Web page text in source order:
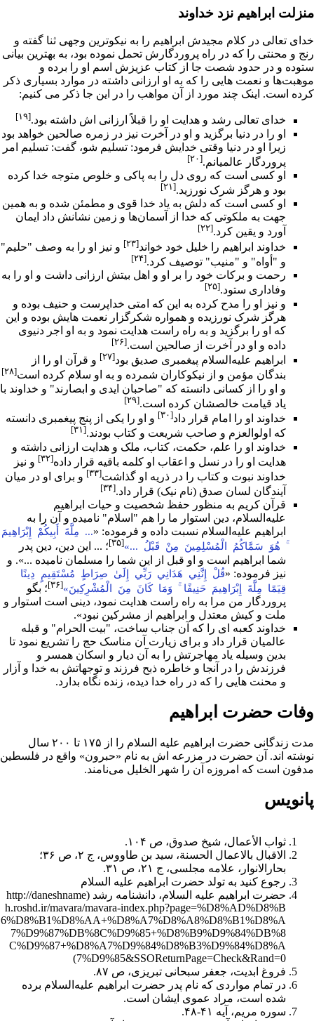
منزلت ابراهیم نزد خداوند
خداى تعالى در کلام مجیدش ابراهیم را به نیکوترین وجهى ثنا گفته و
رنج و محنتى را که در راه پروردگارش تحمل نموده بود، به بهترین بیانى
ستوده و در حدود شصت جا از کتاب عزیزش اسم او را برده و
موهبت‌ها و نعمت هایى را که به او ارزانى داشته در موارد بسیارى ذکر
کرده است. اینک چند مورد از آن مواهب را در این جا ذکر مى کنیم:
خداى تعالى رشد و هدایت او را قبلاً ارزانی اش داشته بود.[۱۹]
او را در دنیا برگزید و او در آخرت نیز در زمره صالحین خواهد بود
زیرا او در دنیا وقتى خدایش فرمود: تسلیم شو، گفت: تسلیم امر
پروردگار عالمیانم.[۲۰]
او کسى است که روى دل را به پاکى و خلوص متوجه خدا کرده
بود و هرگز شرک نورزید.[۲۱]
او کسى است که دلش به یاد خدا قوى و مطمئن شده و به همین
جهت به ملکوتى که خدا از آسمان‌ها و زمین نشانش داد ایمان
آورد و یقین کرد.[۲۲]
خداوند ابراهیم را خلیل خود خواند[۲۳]
و نیز او را به وصف "حلیم"
و "أواه" و "منیب" توصیف کرد.[۲۴]
رحمت و برکات خود را بر او و اهل بیتش ارزانى داشت و او را به
وفادارى ستود.[۲۵]
و نیز او را مدح کرده به این که امتى خداپرست و حنیف بوده و
هرگز شرک نورزیده و همواره شکرگزار نعمت هایش بوده و این
که او را برگزید و به راه راست هدایت نمود و به او اجر دنیوى
داده و او در آخرت از صالحین است.[۲۶]
ابراهیم علیه‌السلام پیغمبرى صدیق بود[۲۷] و قرآن او را از
بندگان مؤمن و از نیکوکاران شمرده و به او سلام کرده است[۲۸]
و او را از کسانى دانسته که "صاحبان ایدى و ابصارند" و خداوند با
یاد قیامت خالصشان کرده است.[۲۹]
خداوند او را امام قرار داد[۳۰]
و او را یکى از پنج پیغمبرى دانسته
که اولوالعزم و صاحب شریعت و کتاب بودند.[۳۱]
خداوند او را علم، حکمت، کتاب، ملک و هدایت ارزانى داشته و
هدایت او را در نسل و اعقاب او کلمه باقیه قرار داده[۳۲]
و نیز
خداوند نبوت و کتاب را در ذریه او گذاشت[۳۳]
و براى او در میان
آیندگان لسان صدق (نام نیک) قرار داد.[۳۴]
قرآن کریم به منظور حفظ شخصیت و حیات ابراهیم
علیه‌السلام، دین استوار ما را هم " اسلام" نامیده و آن را به
ابراهیم علیه‌السلام نسبت داده و فرموده: «... مِلَّةَ أَبِيكُمْ إِبْرَاهِيمَ
ۚ هُوَ سَمَّاكُمُ الْمُسْلِمِينَ مِنْ قَبْلُ ...»[۳۵]
؛ ... این دین، دین پدر
شما ابراهیم است و او قبل از این شما را مسلمان نامیده ...». و
نیز فرموده: «قُلْ إِنَّنِي هَدَانِي رَبِّي إِلَىٰ صِرَاطٍ مُسْتَقِيمٍ دِينًا
قِيَمًا مِلَّةَ إِبْرَاهِيمَ حَنِيفًا ۚ وَمَا كَانَ مِنَ الْمُشْرِكِينَ»[۳۶]
؛ بگو
پروردگار من مرا به راه راست هدایت نمود، دینى است استوار و
ملت و کیش معتدل و ابراهیم از مشرکین نبود».
خداوند کعبه اى را که آن جناب ساخت، "بیت الحرام" و قبله
عالمیان قرار داد و براى زیارت آن مناسک حج را تشریع نمود تا
بدین وسیله یاد مهاجرتش را به آن دیار و اسکان همسر و
فرزندش را در آنجا و خاطره ذبح فرزند و توجهاتش به خدا و آزار
و محنت هایى را که در راه خدا دیده، زنده نگاه بدارد.
وفات حضرت ابراهیم
مدت زندگانی حضرت ابراهیم علیه السلام را از ۱۷۵ تا ۲۰۰ سال
نوشته اند. آن حضرت در مزرعه اش به نام «حبرون» واقع در فلسطین
مدفون است که امروزه آن را شهر الخلیل می‌نامند.
پانویس
ثواب الأعمال، شیخ صدوق، ص ۱۰۴.
الاقبال بالاعمال الحسنة، سید بن طاووس، ج ۲، ص ۳۶؛
بحارالانوار، علامه مجلسی، ج ۲۱، ص ۳۱.
رجوع کنید به تولد حضرت ابراهیم علیه السلام
حضرت ابراهیم علیه السلام، دانشنامه رشد
فروغ ابدیت، جعفر سبحانی تبریزی، ص ۸۷.
در تمام مواردى که نام پدر حضرت ابراهیم علیه‌السلام برده
شده است، مراد عموى ایشان است.
سوره مریم، آیه ۴۱-۴۸.